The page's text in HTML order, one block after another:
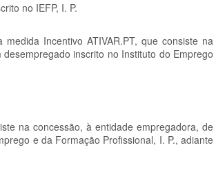
no IEFP, I. P.
Incentivo ATIVAR.PT, que consiste na
inscrito no Instituto do Emprego
na concessão, à entidade empregadora, de
e da Formação Profissional, I. P., adiante